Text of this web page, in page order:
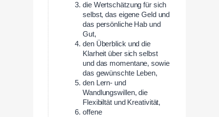
die Wertschätzung für sich
selbst, das eigene Geld und
das persönliche Hab und
Gut,
den Überblick und die
Klarheit über sich selbst
und das momentane, sowie
das gewünschte Leben,
den Lern- und
Wandlungswillen, die
Flexibiltät und Kreativität,
offene